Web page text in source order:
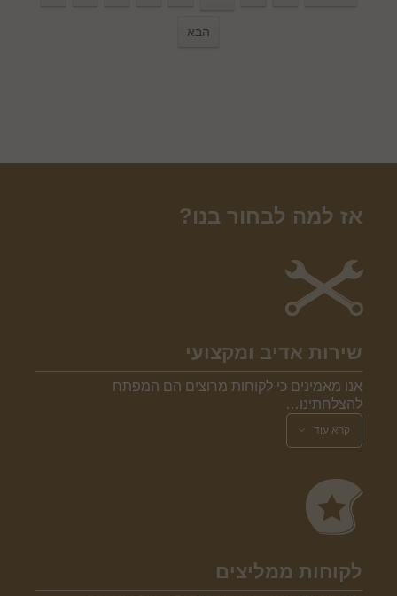
הבא
אז למה לבחור בנו?
שירות אדיב ומקצועי
אנו מאמינים כי לקוחות מרוצים הם המפתח
להצלחתינו…
קרא עוד
לקוחות ממליצים